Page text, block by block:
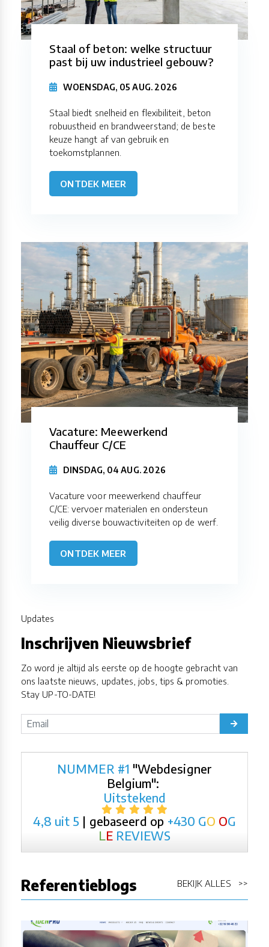
Staal of beton: welke structuur
past bij uw industrieel gebouw?
WOENSDAG, 05 AUG. 2026
Staal biedt snelheid en flexibiliteit, beton
robuustheid en brandweerstand; de beste
keuze hangt af van gebruik en
toekomstplannen.
ONTDEK MEER
Vacature: Meewerkend
Chauffeur C/CE
DINSDAG, 04 AUG. 2026
Vacature voor meewerkend chauffeur
C/CE: vervoer materialen en ondersteun
veilig diverse bouwactiviteiten op de werf.
ONTDEK MEER
Updates
Inschrijven Nieuwsbrief
Zo word je altijd als eerste op de hoogte gebracht van
ons laatste nieuws, updates, jobs, tips & promoties.
Stay UP-TO-DATE!
NUMMER #1 "Webdesigner
Belgium":
Uitstekend
4,8 uit 5 | gebaseerd op +430 GO OG
LE REVIEWS
Referentieblogs BEKIJK ALLES >>